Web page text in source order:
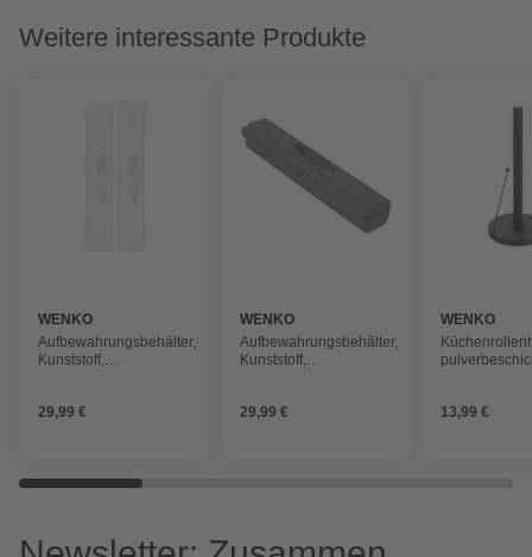
Weitere interessante Produkte
WENKO
Aufbewahrungsbehälter,
Kunststoff,
29,99 €
WENKO
Aufbewahrungsbehälter,
Kunststoff,
29,99 €
WENKO
13,99 €